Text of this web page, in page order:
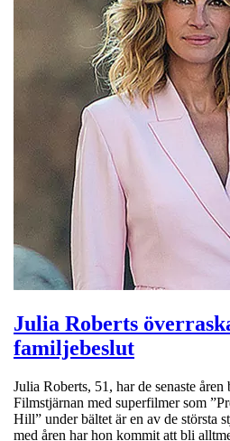
Julia Roberts
familjebeslut
Julia Roberts, 51, har de senaste
Filmstjärnan med superfilmer som
Hill” under bältet är en av de största
med åren har hon kommit att bli